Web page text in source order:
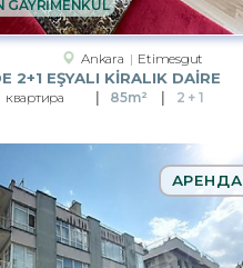
Ankara Etimesgut
2+1 EŞYALI KİRALIK DAİRE
квартира 85m² 2 + 1
GAYRİMENKUL
АРЕНДА